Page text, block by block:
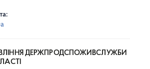
ДЕРЖПРОДСПОЖИВСЛУЖБИ